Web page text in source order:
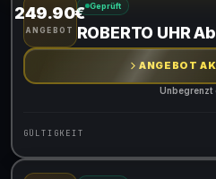
Gültig für teilnehmende Produkte
249.90€
ANGEBOT
Geprüft
ROBERTO UHR
ANGEBOT
Unbegrenzt
GÜLTIGKEIT